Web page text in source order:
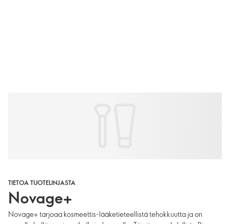
TIETOA TUOTELINJASTA
Novage+
Novage+ tarjoaa kosmeettis-lääketieteellistä tehokkuutta ja on